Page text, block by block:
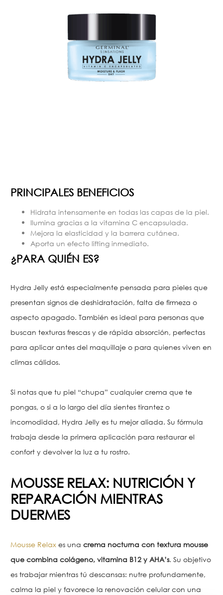
PRINCIPALES BENEFICIOS
Hidrata intensamente en todas las capas de la piel.
Ilumina gracias a la vitamina C encapsulada.
Mejora la elasticidad y la barrera cutánea.
Aporta un efecto lifting inmediato.
¿PARA QUIÉN ES?
Hydra Jelly está especialmente pensada para pieles que
presentan signos de deshidratación, falta de firmeza o
aspecto apagado. También es ideal para personas que
buscan texturas frescas y de rápida absorción, perfectas
para aplicar antes del maquillaje o para quienes viven en
climas cálidos.
Si notas que tu piel “chupa” cualquier crema que te
pongas, o si a lo largo del día sientes tirantez o
incomodidad, Hydra Jelly es tu mejor aliada. Su fórmula
trabaja desde la primera aplicación para restaurar el
confort y devolver la luz a tu rostro.
MOUSSE RELAX: NUTRICIÓN Y
REPARACIÓN MIENTRAS
DUERMES
Mousse Relaxes una crema nocturna con textura mousse
que combina colágeno, vitamina B12 y AHA’s. Su objetivo
es trabajar mientras tú descansas: nutre profundamente,
calma la piel y favorece la renovación celular con una